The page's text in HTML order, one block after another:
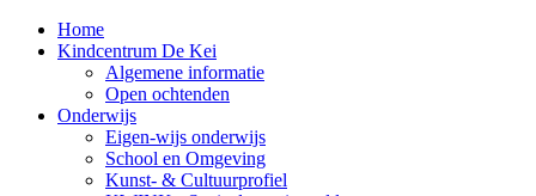
Home
Kindcentrum De Kei
Algemene informatie
Open ochtenden
Onderwijs
Eigen-wijs onderwijs
School en Omgeving
Kunst- & Cultuurprofiel